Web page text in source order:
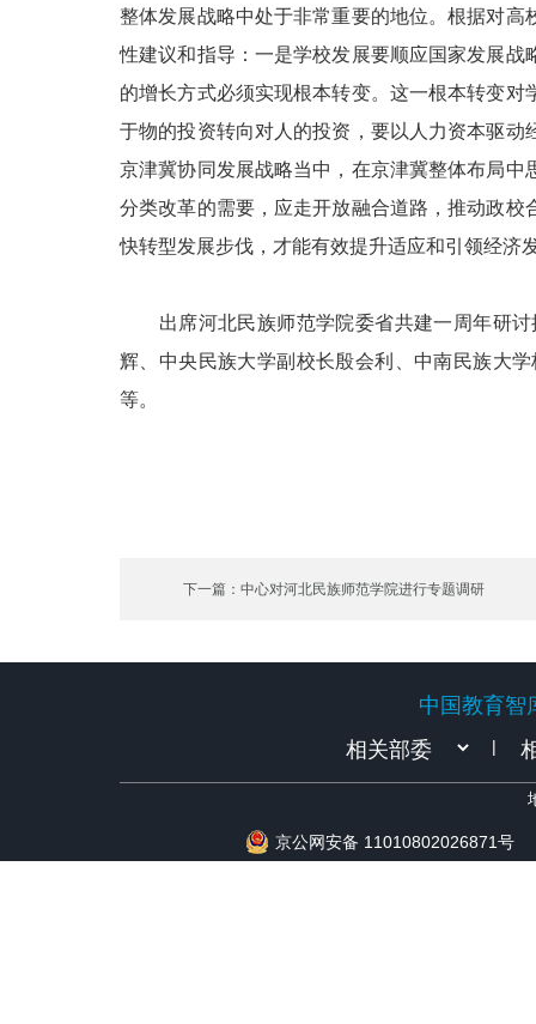
整体发展战略中处于非常重要的地位。根据对
性建议和指导：一是学校发展要顺应国家发展
的增长方式必须实现根本转变。这一根本转变
于物的投资转向对人的投资，要以人力资本驱
京津冀协同发展战略当中，在京津冀整体布局
分类改革的需要，应走开放融合道路，推动政
快转型发展步伐，才能有效提升适应和引领经济
出席河北民族师范学院委省共建一周年研讨
辉、中央民族大学副校长殷会利、中南民族大
等。
下一篇：中心对河北民族师范学院进行专题调研
中国教育智
|
京公网安备 11010802026871号